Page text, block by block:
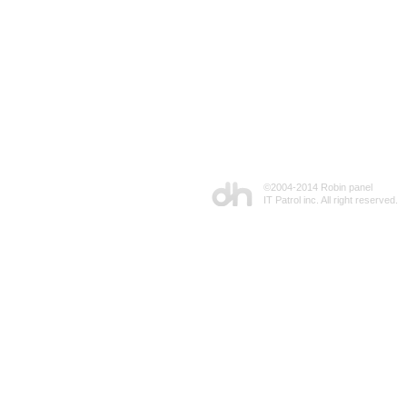
©2004-2014 Robin panel
IT Patrol inc. All right reserved.